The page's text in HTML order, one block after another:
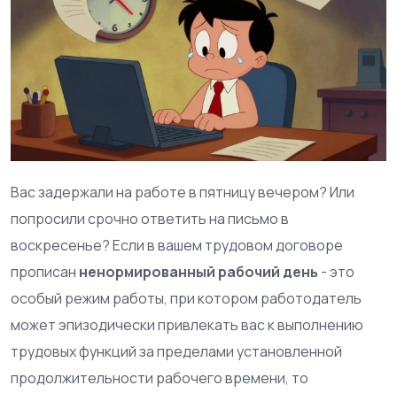
Вас задержали на работе в пятницу вечером? Или
попросили срочно ответить на письмо в
воскресенье? Если в вашем трудовом договоре
прописан ненормированный рабочий день - это
особый режим работы, при котором работодатель
может эпизодически привлекать вас к выполнению
трудовых функций за пределами установленной
продолжительности рабочего времени, то